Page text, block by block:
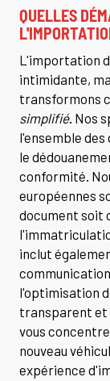
QUELLES
L'importation
intimidante,
transformons
simplifié. Nos
l'ensemble
le
conformité.
européennes
document
inclut
l'optimisation
transparent et
vous
nouveau
expérience